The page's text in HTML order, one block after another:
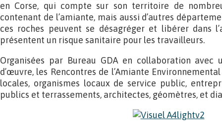
en Corse, qui compte sur son territoire de
contenant de l’amiante, mais aussi d’autres
ces roches peuvent se désagréger et libérer dans
présentent un risque sanitaire pour les travailleurs.
Organisées par Bureau GDA en collaboration
d’œuvre, les Rencontres de l’Amiante
locales, organismes locaux de service public,
publics et terrassements, architectes, géomètres, et